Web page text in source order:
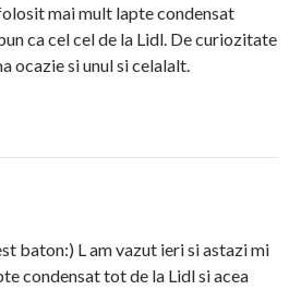
mai mult lapte condensat
ca cel cel de la Lidl. De curiozitate
ocazie si unul si celalalt.
baton:) L am vazut ieri si astazi mi
condensat tot de la Lidl si acea